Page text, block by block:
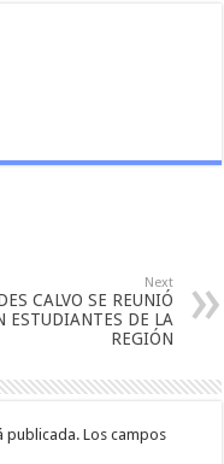
Next
CALVO SE REUNIÓ
ESTUDIANTES DE LA
REGIÓN
publicada. Los campos